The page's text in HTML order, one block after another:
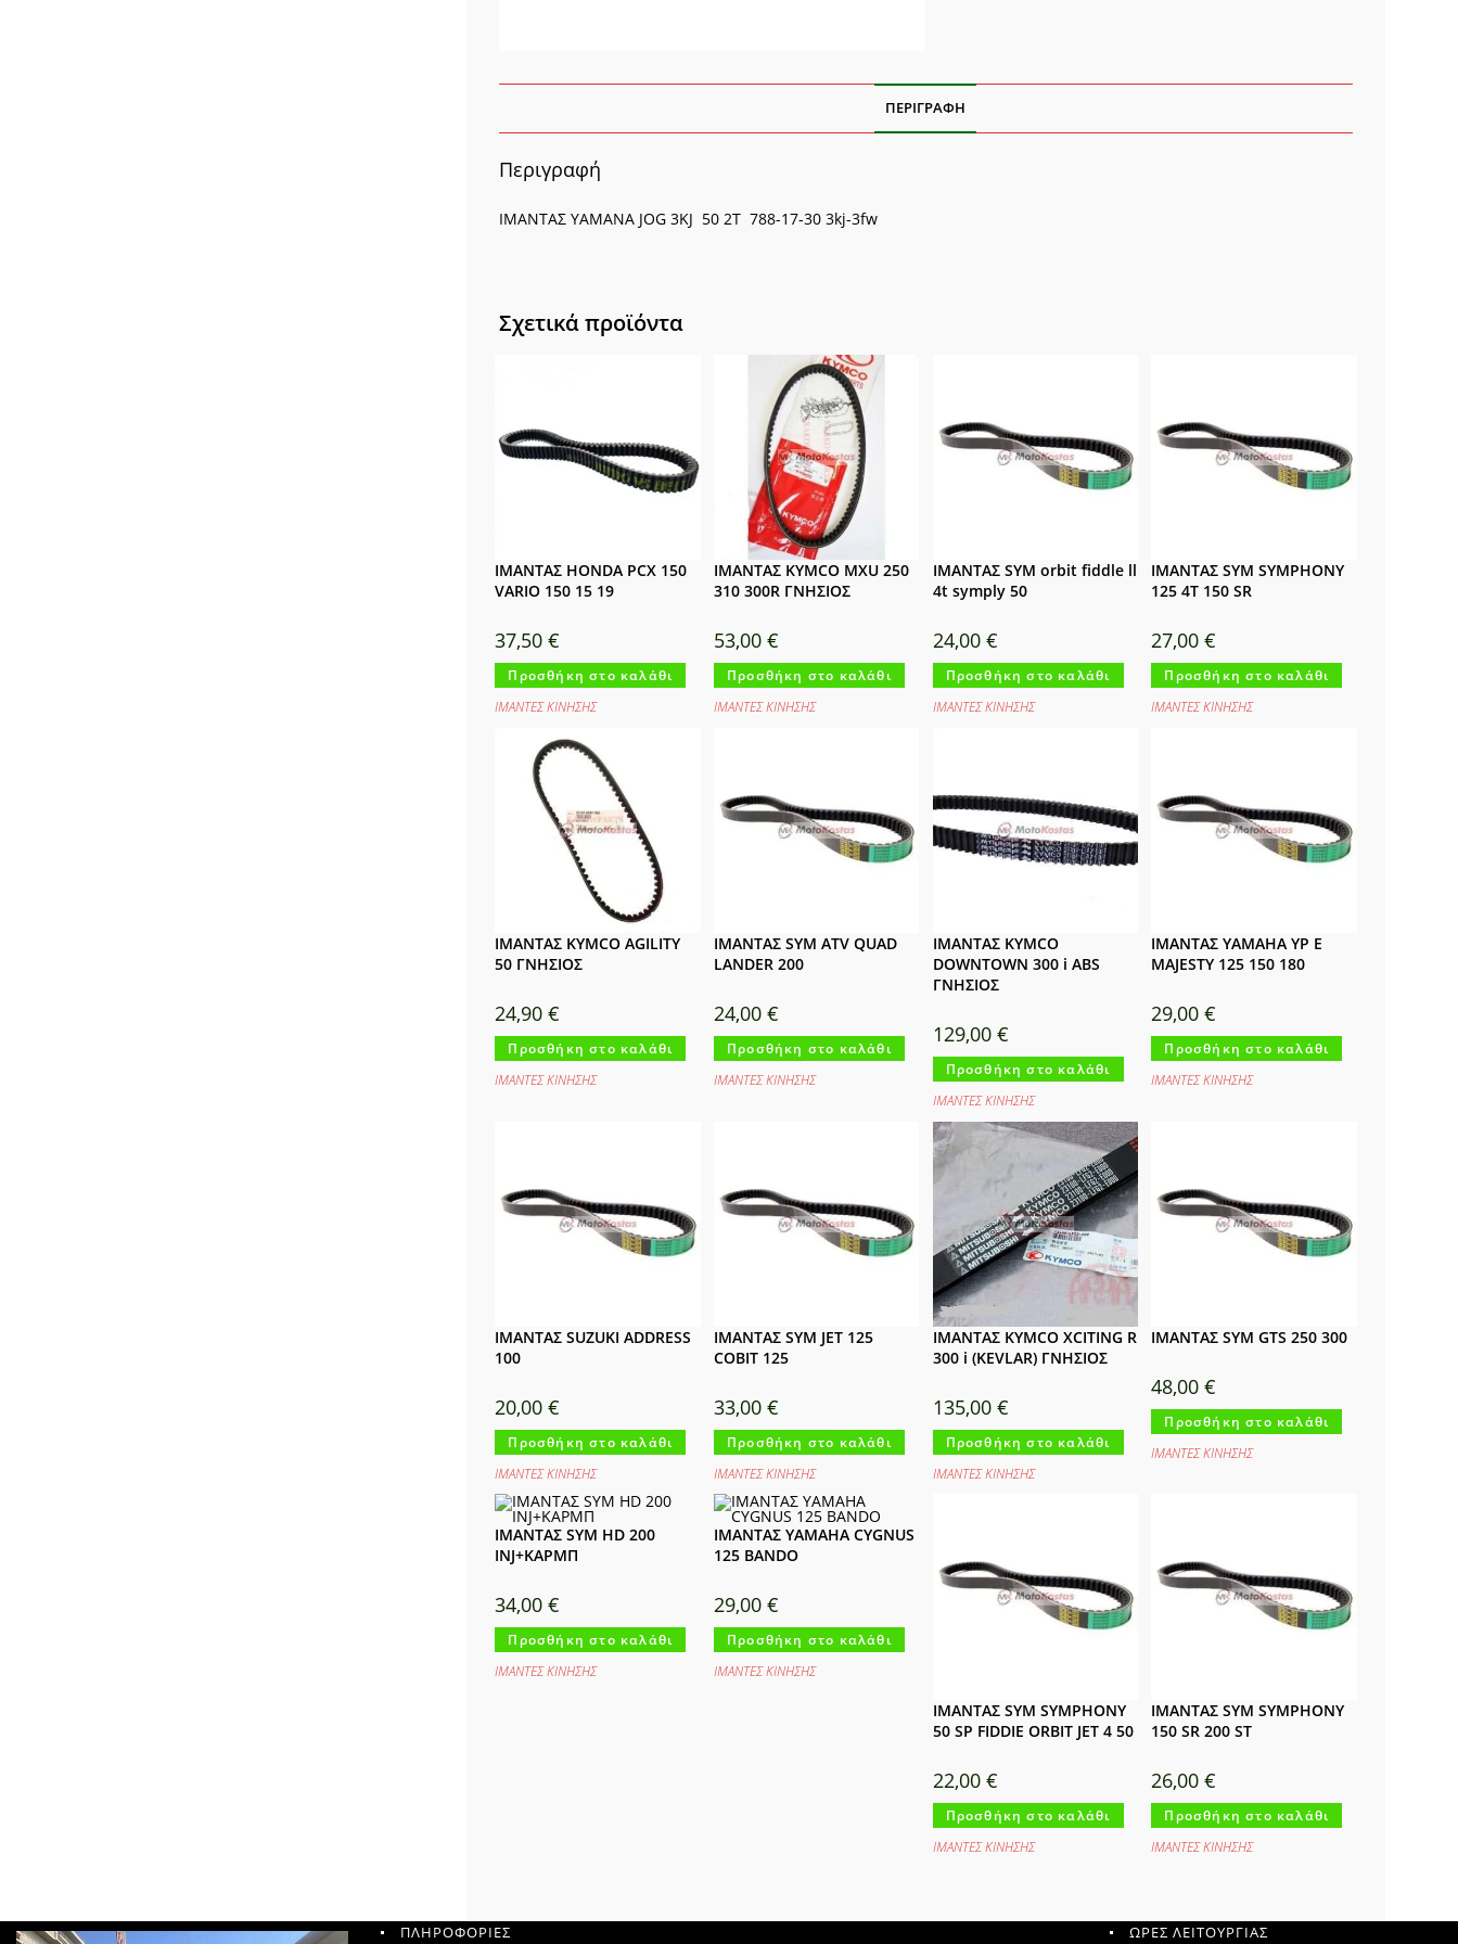
ΠΕΡΙΓΡΑΦΉ
Περιγραφή
ΙΜΑΝΤΑΣ YAMANA JOG 3KJ 50 2Τ 788-17-30 3kj-3fw
Σχετικά προϊόντα
ΙΜΑΝΤΑΣ HONDA PCX 150
VARIO 150 15 19
37,50€
Προσθήκη στο καλάθι
ΙΜΑΝΤΕΣ ΚΙΝΗΣΗΣ
ΙΜΑΝΤΑΣ KYMCO MXU 250
310 300R ΓΝΗΣΙΟΣ
53,00€
Προσθήκη στο καλάθι
ΙΜΑΝΤΕΣ ΚΙΝΗΣΗΣ
ΙΜΑΝΤΑΣ SYM orbit fiddle ll
4t symply 50
24,00 €
Προσθήκη στο καλάθι
ΙΜΑΝΤΕΣ ΚΙΝΗΣΗΣ
ΙΜΑΝΤΑΣ SYM SYMPHONY
125 4T 150 SR
27,00€
Προσθήκη στο καλάθι
ΙΜΑΝΤΕΣ ΚΙΝΗΣΗΣ
ΙΜΑΝΤΑΣ KYMCO AGILITY
50 ΓΝΗΣΙΟΣ
24,90€
Προσθήκη στο καλάθι
ΙΜΑΝΤΕΣ ΚΙΝΗΣΗΣ
ΙΜΑΝΤΑΣ SYM ATV QUAD
LANDER 200
24,00€
Προσθήκη στο καλάθι
ΙΜΑΝΤΕΣ ΚΙΝΗΣΗΣ
ΙΜΑΝΤΑΣ KYMCO
DOWNTOWN 300 i ABS
ΓΝΗΣΙΟΣ
129,00 €
Προσθήκη στο καλάθι
ΙΜΑΝΤΕΣ ΚΙΝΗΣΗΣ
ΙΜΑΝΤΑΣ YAMAHA YP E
MAJESTY 125 150 180
29,00€
Προσθήκη στο καλάθι
ΙΜΑΝΤΕΣ ΚΙΝΗΣΗΣ
ΙΜΑΝΤΑΣ SUZUKI ADDRESS
100
20,00€
Προσθήκη στο καλάθι
ΙΜΑΝΤΕΣ ΚΙΝΗΣΗΣ
ΙΜΑΝΤΑΣ SYM JET 125
COBIT 125
33,00€
Προσθήκη στο καλάθι
ΙΜΑΝΤΕΣ ΚΙΝΗΣΗΣ
ΙΜΑΝΤΑΣ KYMCO XCITING R
300 i (KEVLAR) ΓΝΗΣΙΟΣ
135,00 €
Προσθήκη στο καλάθι
ΙΜΑΝΤΕΣ ΚΙΝΗΣΗΣ
ΙΜΑΝΤΑΣ SYM GTS 250 300
48,00€
Προσθήκη στο καλάθι
ΙΜΑΝΤΕΣ ΚΙΝΗΣΗΣ
ΙΜΑΝΤΑΣ SYM HD 200
INJ+ΚΑΡΜΠ
34,00€
Προσθήκη στο καλάθι
ΙΜΑΝΤΕΣ ΚΙΝΗΣΗΣ
ΙΜΑΝΤΑΣ YAMAHA CYGNUS
125 BANDO
29,00€
Προσθήκη στο καλάθι
ΙΜΑΝΤΕΣ ΚΙΝΗΣΗΣ
ΙΜΑΝΤΑΣ SYM SYMPHONY
50 SP FIDDIE ORBIT JET 4 50
22,00 €
Προσθήκη στο καλάθι
ΙΜΑΝΤΕΣ ΚΙΝΗΣΗΣ
ΙΜΑΝΤΑΣ SYM SYMPHONY
150 SR 200 ST
26,00€
Προσθήκη στο καλάθι
ΙΜΑΝΤΕΣ ΚΙΝΗΣΗΣ
ΠΛΗΡΟΦΟΡΙΕΣ ΩΡΕΣ ΛΕΙΤΟΥΡΓΙΑΣ